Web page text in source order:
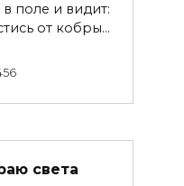
поле и видит:
от кобры...
света